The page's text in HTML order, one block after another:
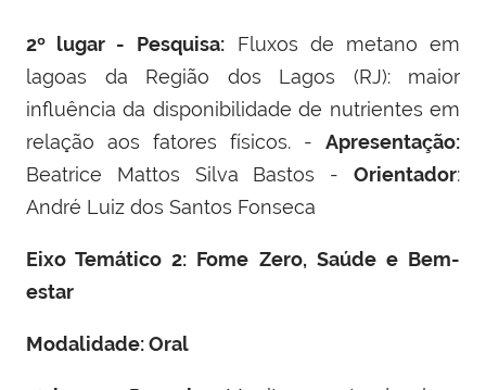
2º lugar - Pesquisa: Fluxos de metano em
lagoas da Região dos Lagos (RJ): maior
influência da disponibilidade de nutrientes em
relação aos fatores físicos. - Apresentação:
Beatrice Mattos Silva Bastos - Orientador:
André Luiz dos Santos Fonseca
Eixo Temático 2: Fome Zero, Saúde e Bem-
estar
Modalidade: Oral